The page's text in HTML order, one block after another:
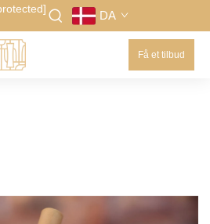
DA
Få et tilbud